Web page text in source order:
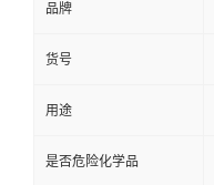
品牌
货号
用途
是否危险化学品